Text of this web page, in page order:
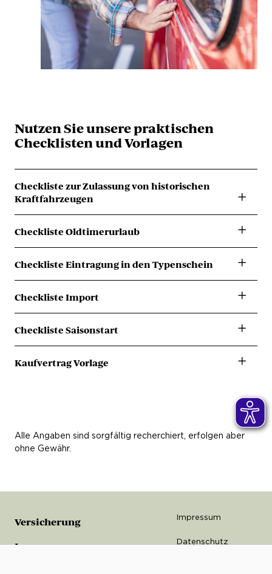
Nutzen Sie unsere praktischen
Checklisten und Vorlagen
Checkliste zur Zulassung von historischen
Kraftfahrzeugen
Checkliste Oldtimerurlaub
Checkliste Eintragung in den Typenschein
Checkliste Import
Checkliste Saisonstart
Kaufvertrag Vorlage
Alle Angaben sind sorgfältig recherchiert, erfolgen aber
ohne Gewähr.
Versicherung
Impressum
Impressum
Datenschutz